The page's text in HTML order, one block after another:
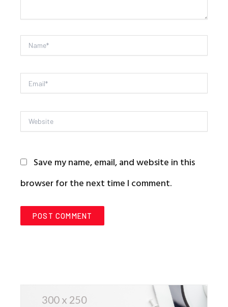
Name*
Email*
Website
Save my name, email, and website in this
browser for the next time I comment.